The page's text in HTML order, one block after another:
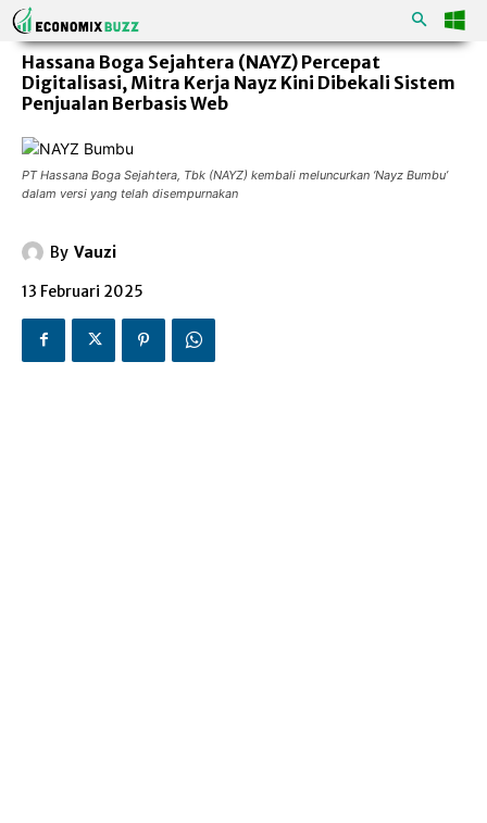
Hassana Boga Sejahtera (NAYZ) Percepat
Digitalisasi, Mitra Kerja Nayz Kini Dibekali Sistem
Penjualan Berbasis Web
PT Hassana Boga Sejahtera, Tbk (NAYZ) kembali meluncurkan ‘Nayz Bumbu’
dalam versi yang telah disempurnakan
By Vauzi
13 Februari 2025